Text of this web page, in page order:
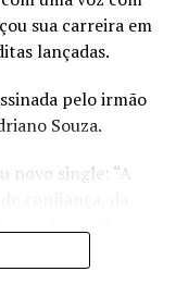
sua carreira em
lançadas.
pelo irmão
Souza.
novo single: “A
da nossa